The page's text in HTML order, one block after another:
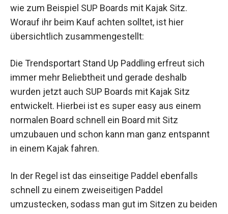
wie zum Beispiel SUP Boards mit Kajak Sitz.
Worauf ihr beim Kauf achten solltet, ist hier
übersichtlich zusammengestellt:
Die Trendsportart Stand Up Paddling erfreut sich
immer mehr Beliebtheit und gerade deshalb
wurden jetzt auch SUP Boards mit Kajak Sitz
entwickelt. Hierbei ist es super easy aus einem
normalen Board schnell ein Board mit Sitz
umzubauen und schon kann man ganz entspannt
in einem Kajak fahren.
In der Regel ist das einseitige Paddel ebenfalls
schnell zu einem zweiseitigen Paddel
umzustecken, sodass man gut im Sitzen zu beiden